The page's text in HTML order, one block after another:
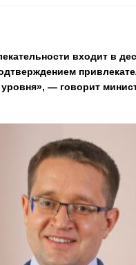
входит в
— говорит